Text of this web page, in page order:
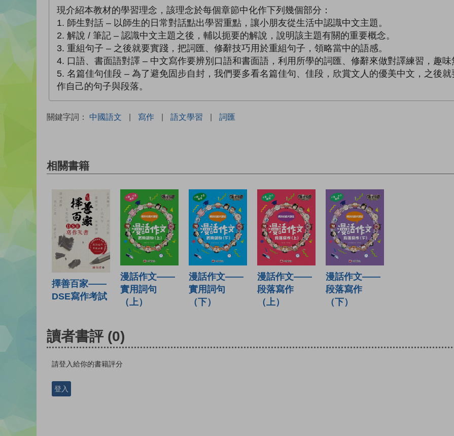
現介紹本教材的學習理念，該理念於每個章節中化作下列幾個部分：
1. 師生對話 – 以師生的日常對話點出學習重點，讓小朋友從生活中認識中文主題。
2. 解說 / 筆記 – 認識中文主題之後，輔以扼要的解說，說明該主題有關的重要概念。
3. 重組句子 – 之後就要實踐，把詞匯、修辭技巧用於重組句子，領略當中的語感。
4. 口語、書面語對譯 – 中文寫作要辨別口語和書面語，利用所學的詞匯、修辭來做對譯練習，趣味
5. 名篇佳句佳段 – 為了避免固步自封，我們要多看名篇佳句、佳段，欣賞文人的優美中文，之後
作自己的句子與段落。
關鍵字詞： 中國語文 | 寫作 | 語文學習 | 詞匯
相關書籍
擇善百家——
DSE寫作考試
漫話作文——
實用詞句
（上）
漫話作文——
實用詞句
（下）
漫話作文——
段落寫作
（上）
漫話作文——
段落寫作
（下）
讀者書評 (0)
請登入給你的書籍評分
登入